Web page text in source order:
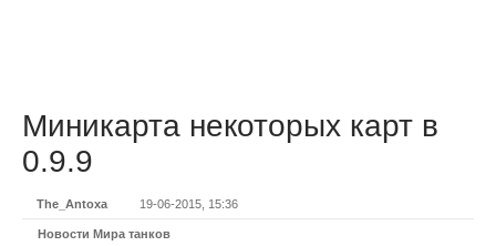
Миникарта некоторых карт в
0.9.9
The_Antoxa 19-06-2015, 15:36
Новости Мира танков